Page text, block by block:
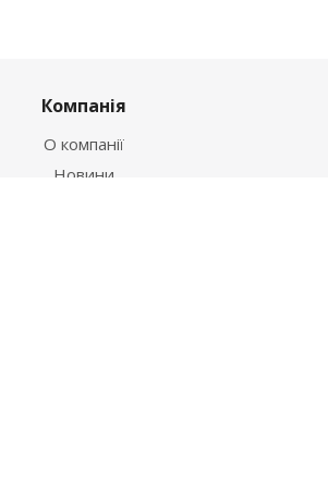
Компанія
О компанії
Новини